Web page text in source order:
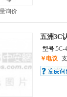
询价
五洲3C
型号:5C-
￥电议